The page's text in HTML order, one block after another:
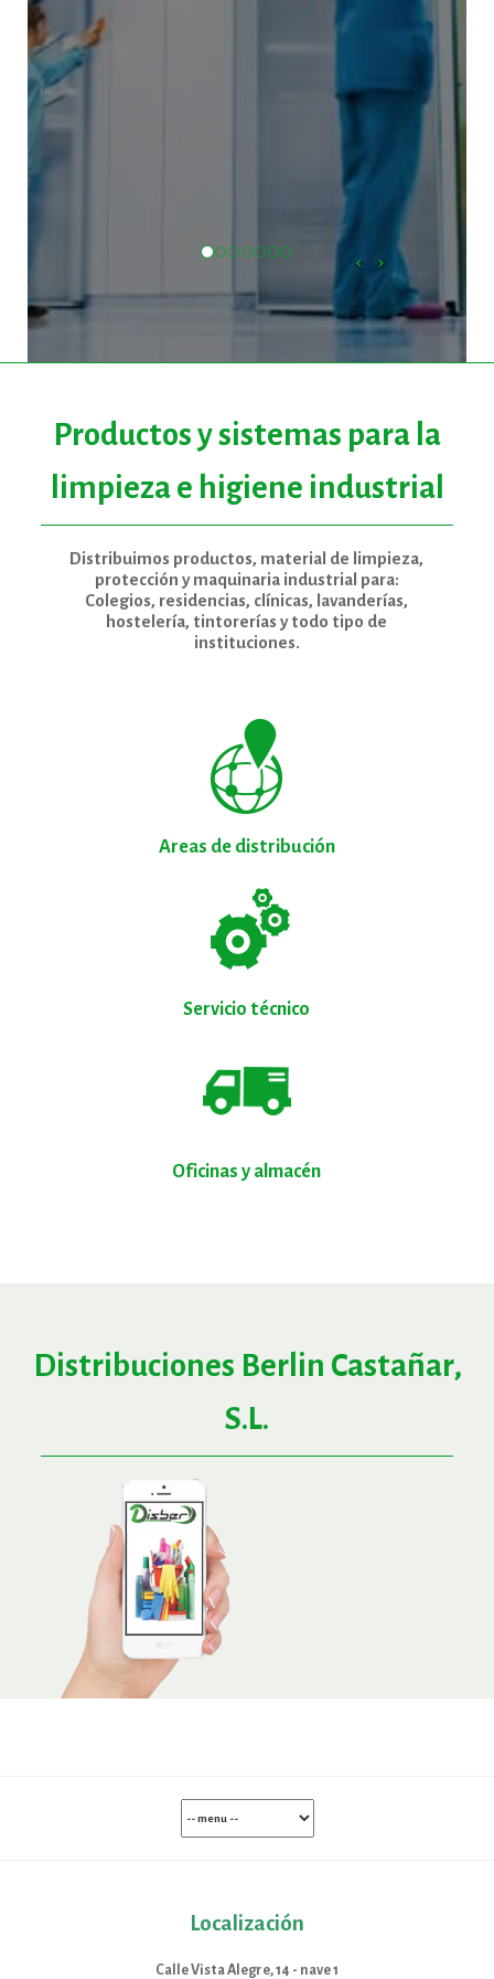
Productos y sistemas para la
limpieza e higiene industrial
Distribuimos productos, material de limpieza,
protección y maquinaria industrial para:
Colegios, residencias, clínicas, lavanderías,
hostelería, tintorerías y todo tipo de
instituciones.
Areas de distribución
Servicio técnico
Oficinas y almacén
Distribuciones Berlin Castañar,
S.L.
Localización
Calle Vista Alegre, 14 - nave 1